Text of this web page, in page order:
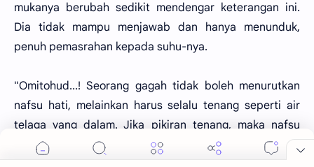
mukanya berubah sedikit mendengar keterangan ini.
Dia tidak mampu menjawab dan hanya menunduk,
penuh pemasrahan kepada suhu-nya.
"Omitohud...! Seorang gagah tidak boleh menurutkan
nafsu hati, melainkan harus selalu tenang seperti air
telaga yang dalam. Jika pikiran tenang, maka nafsu
tidak akan mudah mengganggu dan segala tindakan